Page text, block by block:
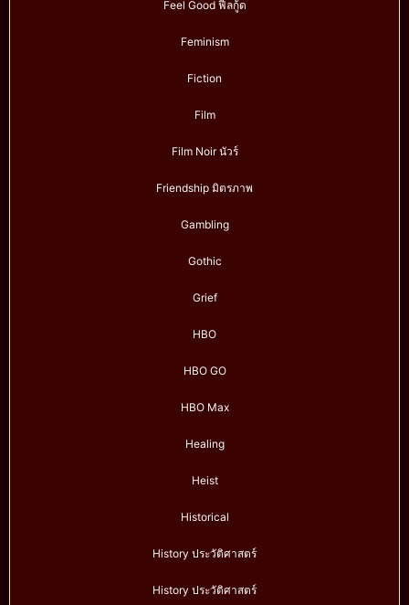
Feel Good ฟีลกู้ด
Feminism
Fiction
Film
Film Noir นัวร์
Friendship มิตรภาพ
Gambling
Gothic
Grief
HBO
HBO GO
HBO Max
Healing
Heist
Historical
History ประวัติศาสตร์
History ประวัติศาสตร์